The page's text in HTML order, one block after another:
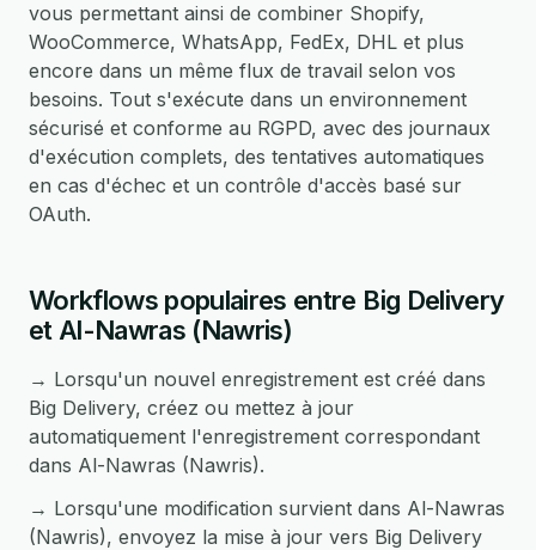
vous permettant ainsi de combiner Shopify,
WooCommerce, WhatsApp, FedEx, DHL et plus
encore dans un même flux de travail selon vos
besoins. Tout s'exécute dans un environnement
sécurisé et conforme au RGPD, avec des journaux
d'exécution complets, des tentatives automatiques
en cas d'échec et un contrôle d'accès basé sur
OAuth.
Workflows populaires entre Big Delivery
et Al-Nawras (Nawris)
→ Lorsqu'un nouvel enregistrement est créé dans
Big Delivery, créez ou mettez à jour
automatiquement l'enregistrement correspondant
dans Al-Nawras (Nawris).
→ Lorsqu'une modification survient dans Al-Nawras
(Nawris), envoyez la mise à jour vers Big Delivery